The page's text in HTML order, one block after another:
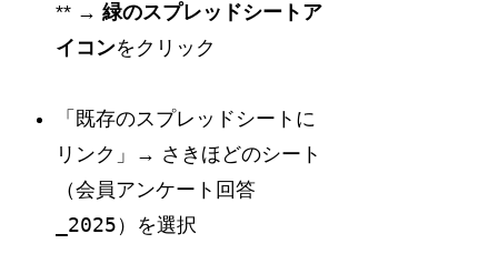
** →緑のスプレッドシートア
イコンをクリック
「既存のスプレッドシートに
リンク」→ さきほどのシート
（会員アンケート回答
_2025 ）を選択